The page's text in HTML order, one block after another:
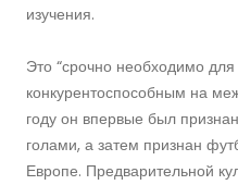
изучения.
Это “срочно необходимо для
конкурентоспособным на
году он впервые был
голами, а затем признан
Европе. Предварительной